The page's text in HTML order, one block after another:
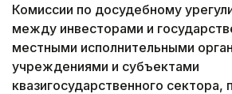
Комиссии по досудебному
между инвесторами и
местными исполнительными
учреждениями и субъектами
квазигосударственного сектора,